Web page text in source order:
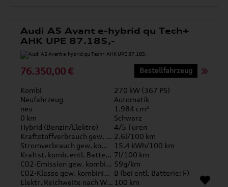
Audi A5 Avant e-hybrid qu Tech+
AHK UPE 87.185,-
76.350,00 € Bestellfahrzeug
Kombi
270 kW (367 PS)
Neufahrzeug
Automatik
neu
1.984 cm³
0 km
Schwarz
Hybrid (Benzin/Elektro)
4/5 Türen
Kraftstoffverbrauch gew. kombiniert 2.6l/100 km
Stromverbrauch gew. kombiniert
15.4 kWh/100 km
Kraftst. komb. entl. Batterie 7l/100 km
CO2-Emission gew. kombiniert 59g/km
CO2-Klasse gew. kombiniert B (bei entl. Batterie: F)
Elektr. Reichweite nach WLTP* 100 km